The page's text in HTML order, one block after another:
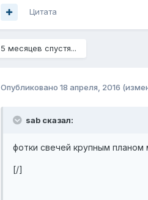
Цитата
5 месяцев спустя...
Опубликовано 18 апреля, 2016
sab сказал:
фотки свечей крупным
[/]